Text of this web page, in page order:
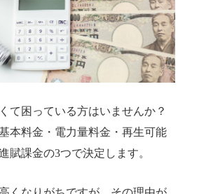
て困っている方はいませんか？
本料金・電力量料金・再生可能
賦課金の3つで決定します。